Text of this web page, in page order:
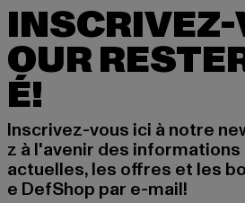
INSCRIVEZ-
OUR
É!
Inscrivez-vous ici à notre
z à l'avenir des
actuelles, les offres et les
e DefShop par e-mail!